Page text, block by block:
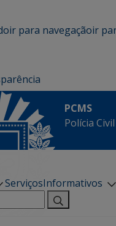
ir para navegaçãoir
PCMS
Polícia
ServiçosInformativos